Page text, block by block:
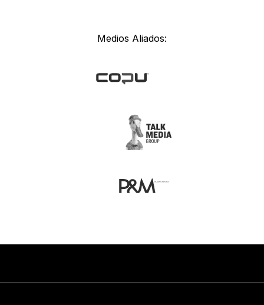
Medios Aliados: